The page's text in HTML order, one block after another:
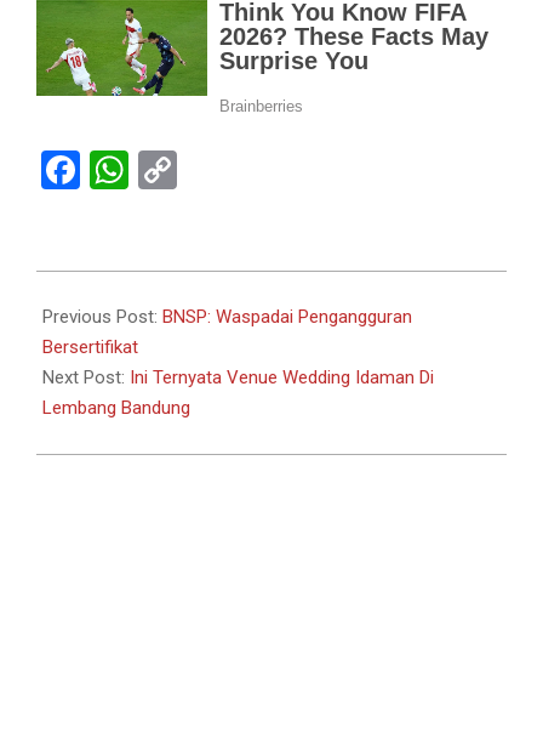
Facebook
WhatsApp
06-
30
Previous Post: BNSP: Waspadai Pengangguran
Bersertifikat
Next Post: Ini Ternyata Venue Wedding Idaman Di
Lembang Bandung